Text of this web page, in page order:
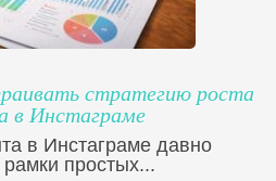
стратегию роста
в Инстаграме
в Инстаграме давно
простых...